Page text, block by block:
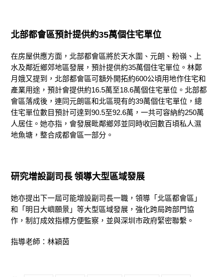
北部都會區預計提供約35萬個住宅單位
在房屋供應方面，北部都會區將於天水圍、元朗、粉嶺、上
水及鄰近鄉郊地區發展，預計提供約35萬個住宅單位。林鄭
月娥又提到，北部都會區可額外開拓約600公頃用地作住宅和
產業用途，預計會提供約16.5萬至18.6萬個住宅單位。北部都
會區落成後，連同元朗區和北區現有的39萬個住宅單位，總
住宅單位數目預計可達到90.5至92.6萬，一共可容納約250萬
人居住。她亦指，會發展毗鄰鄉郊並同時收回數百頃私人濕
地魚塘，整合成都會區一部分。
研究增設副司長 領導大型區域發展
她亦提出下一屆可能增設副司長一職，領導「北區都會區」
和「明日大嶼願景」等大型區域發展，強化跨局跨部門協
作，制訂成效指標方便監察，並與深圳市政府緊密聯繫。
指導老師：林穎茵